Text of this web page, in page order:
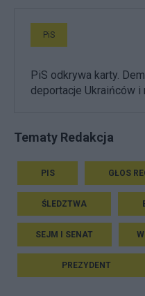
PiS
PiS odkrywa karty.
deportacje Ukraińców
Tematy Redakcja
PIS GŁOS
ŚLEDZTWA
SEJM I SENAT
PREZYDENT